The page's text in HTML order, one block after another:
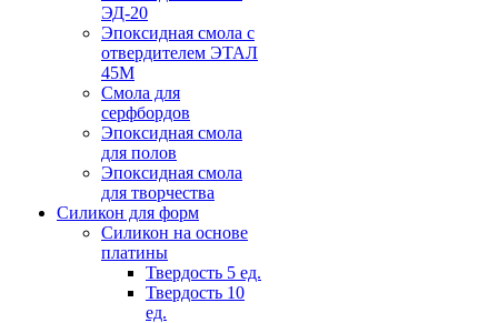
ЭД-20
Эпоксидная смола с
отвердителем ЭТАЛ
45М
Смола для
серфбордов
Эпоксидная смола
для полов
Эпоксидная смола
для творчества
Силикон для форм
Силикон на основе
платины
Твердость 5 ед.
Твердость 10
ед.